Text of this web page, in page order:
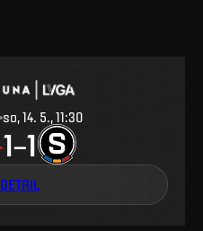
so, 14. 5., 11:30
1–1
DETAIL